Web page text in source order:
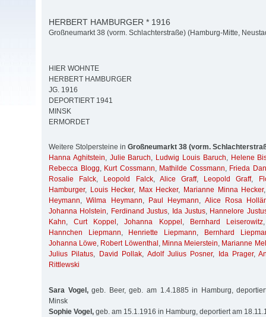
HERBERT HAMBURGER * 1916
Großneumarkt 38 (vorm. Schlachterstraße) (Hamburg-Mitte,
HIER WOHNTE
HERBERT HAMBURGER
JG. 1916
DEPORTIERT 1941
MINSK
ERMORDET
Weitere Stolpersteine in Großneumarkt 38 (vorm.
Hanna Aghitstein, Julie Baruch, Ludwig Louis Baruch, Helene
Rebecca Blogg, Kurt Cossmann, Mathilde Cossmann, Frieda
Rosalie Falck, Leopold Falck, Alice Graff, Leopold Graff,
Hamburger, Louis Hecker, Max Hecker, Marianne Minna Hecker
Heymann,Wilma Heymann, Paul Heymann, Alice Rosa
Johanna Holstein, Ferdinand Justus, Ida Justus, Hannelore
Kahn,Curt Koppel ,Johanna Koppel , Bernhard Leiserowitz
Hannchen Liepmann, Henriette Liepmann,
Bernhard
Johanna Löwe, Robert Löwenthal , Minna Meierstein, Marianne
Julius Pilatus, David Pollak, Adolf Julius Posner, Ida Prager,
Rittlewski
Sara Vogel,geb. Beer, geb. am 1.4.1885 in Hamburg,
Minsk
Sophie Vogel, geb. am 15.1.1916 in Hamburg, deportiert am